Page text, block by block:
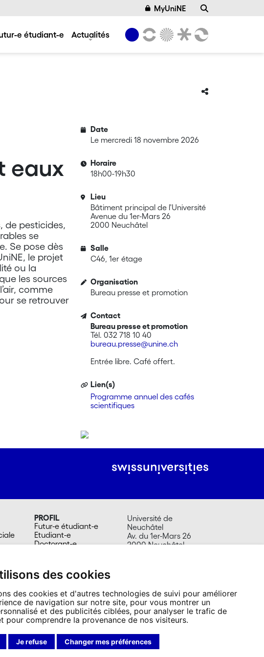
des cookies
des cookies et d'autres technologies de suivi pour améliorer
de navigation sur notre site, pour vous montrer un
et des publicités ciblées, pour analyser le trafic de
pour comprendre la provenance de nos visiteurs.
Je refuse Changer mes préférences
MyUniNE
e étudiant-e Actualités
eaux
de pesticides,
se
Se pose dès
le projet
ou la
les sources
comme
se retrouver
Date
Le mercredi 18 novembre 2026
Horaire
18h00-19h30
Lieu
Bâtiment principal de l'Université
Avenue du 1er-Mars 26
2000 Neuchâtel
Salle
C46, 1er étage
Organisation
Bureau presse et promotion
Contact
Bureau presse et promotion
Tél. 032 718 10 40
bureau.presse@unine.ch
Entrée libre. Café offert.
Lien(s)
Programme annuel des cafés
scientifiques
PROFIL
Futur-e étudiant-e
Etudiant-e
Doctorant-e
Média
Université de
Neuchâtel
Av. du 1er-Mars 26
2000 Neuchâtel